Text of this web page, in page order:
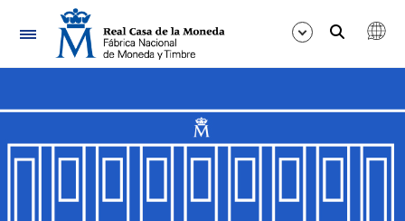
Navigation
Show/Hide